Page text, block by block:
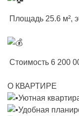
Площадь 25.6 м²,
Стоимость 6 200
О КВАРТИРЕ
Уютная
Удобная